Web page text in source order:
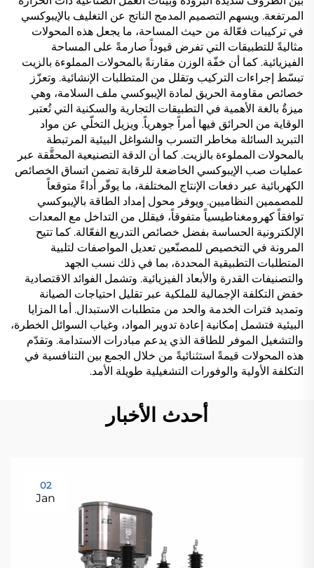
المرتفعة. ويسهم التصميم المدمج الناتج عن التغليف بالإيبوكسي
في تركيبات فعّالة من حيث المساحة، ما يجعل هذه المحولات
مثاليةً للتطبيقات التي تفرض قيوداً صارمةً على المساحة
الفيزيائية. كما أن خفّة الوزن مقارنةً بالمحولات المملوءة بالزيت
تبسّط إجراءات التركيب وتقلل من المتطلبات الإنشائية. وتعزّز
خصائص مقاومة الحريق لمادة الإيبوكسي ملف السلامة، وهي
ميزةٌ بالغة الأهمية في التطبيقات التجارية والسكنية التي تُعتبر
الوقاية من الحرائق فيها أمراً جوهرياً. ويزيل التخلّي عن مواد
التبريد السائلة مخاطر التسرب والشواغل البيئية المرتبطة
بالمحولات المملوءة بالزيت. كما أن الدقة التصنيعية المحقَّقة عبر
عمليات صب الإيبوكسي الخاضعة للرقابة تضمن اتساق الخصائص
الكهربائية عبر دفعات الإنتاج المختلفة، ما يوفّر أداءً متوقعاً
للمصممين النظاميين. ويوفر محول إمداد الطاقة بالإيبوكسي
توافقاً كهرومغناطيسياً متفوقاً، فيقلل من التداخل مع المعدات
الإلكترونية الحساسة بفضل خصائص التدريع الفعّالة. كما تتيح
المرونة في التخصيص للمصنّعين تعديل المواصفات لتلبية
المتطلبات التطبيقية المحددة، بما في ذلك نسب الجهد
والتصنيفات القدرة والأبعاد الفيزيائية. وتشمل الفوائد الاقتصادية
خفض التكلفة الإجمالية للملكية عبر تقليل احتياجات الصيانة
وتمديد فترات الخدمة والحد من متطلبات الاستبدال. أما المزايا
البيئية فتشمل إمكانية إعادة تدوير المواد، وغياب السوائل الخطرة،
والتشغيل الموفر للطاقة الذي يدعم مبادرات الاستدامة. وتقدّم
هذه المحولات قيمةً استثنائيةً من خلال الجمع بين التنافسية في
التكلفة الأولية والوفورات التشغيلية طويلة الأمد.
أحدث الأخبار
02
Jan